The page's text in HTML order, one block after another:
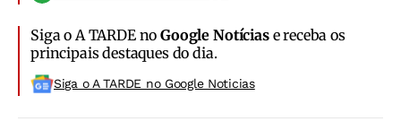
Siga o A TARDE noGoogle Notíciase receba os
principais destaques do dia.
Siga o A TARDE no Google Noticias